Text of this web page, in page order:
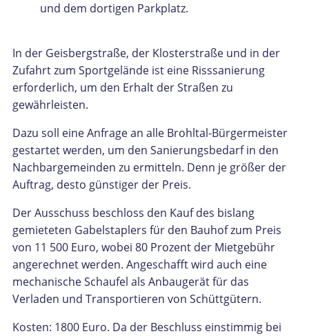
und dem dortigen Parkplatz.
In der Geisbergstraße, der Klosterstraße und in der
Zufahrt zum Sportgelände ist eine Risssanierung
erforderlich, um den Erhalt der Straßen zu
gewährleisten.
Dazu soll eine Anfrage an alle Brohltal-Bürgermeister
gestartet werden, um den Sanierungsbedarf in den
Nachbargemeinden zu ermitteln. Denn je größer der
Auftrag, desto günstiger der Preis.
Der Ausschuss beschloss den Kauf des bislang
gemieteten Gabelstaplers für den Bauhof zum Preis
von 11 500 Euro, wobei 80 Prozent der Mietgebühr
angerechnet werden. Angeschafft wird auch eine
mechanische Schaufel als Anbaugerät für das
Verladen und Transportieren von Schüttgütern.
Kosten: 1800 Euro. Da der Beschluss einstimmig bei